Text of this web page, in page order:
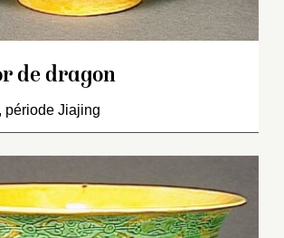
de dragon
période Jiajing